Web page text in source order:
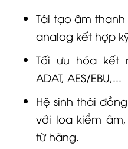
Tái tạo âm
analog kết hợp
Tối ưu hóa kết
ADAT, AES/EBU,...
Hệ sinh thái
với loa kiểm
từ hãng.